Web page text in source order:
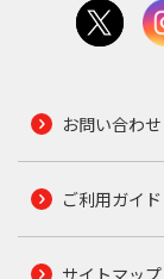
お問い合わせ
ご利用ガイド